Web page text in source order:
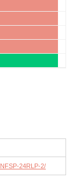
24RLP-2/